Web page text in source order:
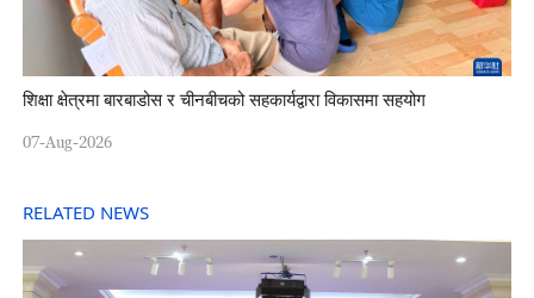
शिक्षा क्षेत्रमा बारबाडोस र चीनबीचको सहकार्यद्वारा विकासमा सहयोग
07-Aug-2026
RELATED NEWS